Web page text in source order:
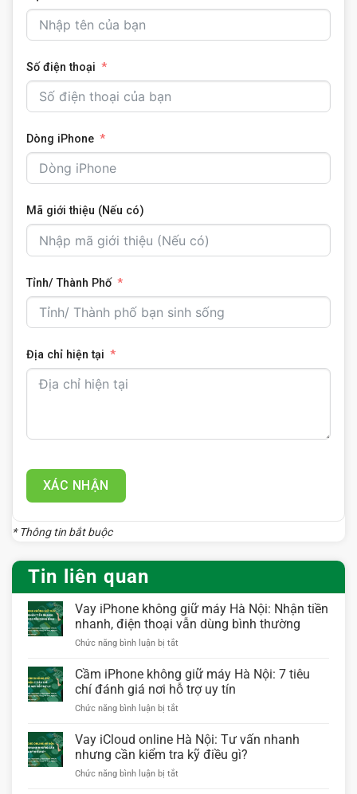
Số điện thoại
Dòng iPhone
Mã giới thiệu (Nếu có)
Tỉnh/ Thành Phố
Địa chỉ hiện tại
XÁC NHẬN
* Thông tin bắt buộc
Tin liên quan
Vay iPhone không giữ máy Hà Nội: Nhận tiền
nhanh, điện thoại vẫn dùng bình thường
Chức năng bình luận bị tắt
iPhone
không
giữ
máy
Nội:
Nhận
nhanh,
Cầm iPhone không giữ máy Hà Nội: 7 tiêu
chí đánh giá nơi hỗ trợ uy tín
Chức năng bình luận bị tắt
iPhone
không
giữ
máy
Vay iCloud online Hà Nội: Tư vấn nhanh
nhưng cần kiểm tra kỹ điều gì?
Chức năng bình luận bị tắt